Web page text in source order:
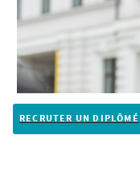
RECRUTER UN DIPLÔMÉ